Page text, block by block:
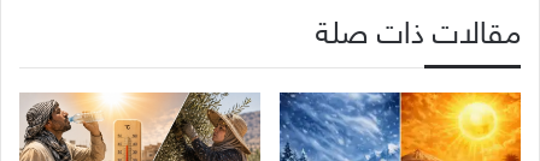
مقالات ذات صلة